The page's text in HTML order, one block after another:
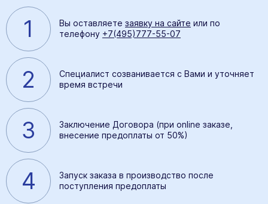
1 Вы оставляете заявку на сайте или по
телефону +7(495)777-55-07
2
Специалист созванивается с Вами и уточняет
время встречи
3
Заключение Договора (при online заказе,
внесение предоплаты от 50%)
4
Запуск заказа в производство после
поступления предоплаты